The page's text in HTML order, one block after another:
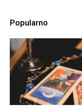
Popularno